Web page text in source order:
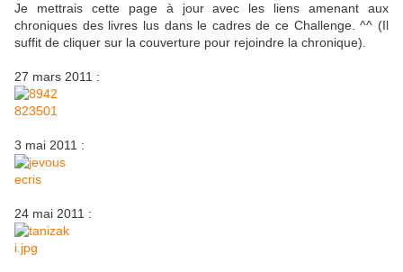
Je mettrais cette page à jour avec les liens amenant aux
chroniques des livres lus dans le cadres de ce Challenge. ^^ (Il
suffit de cliquer sur la couverture pour rejoindre la chronique).
27 mars 2011 :
3 mai 2011 :
24 mai 2011 :